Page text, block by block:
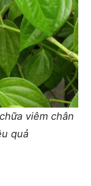
viêm chân
quả